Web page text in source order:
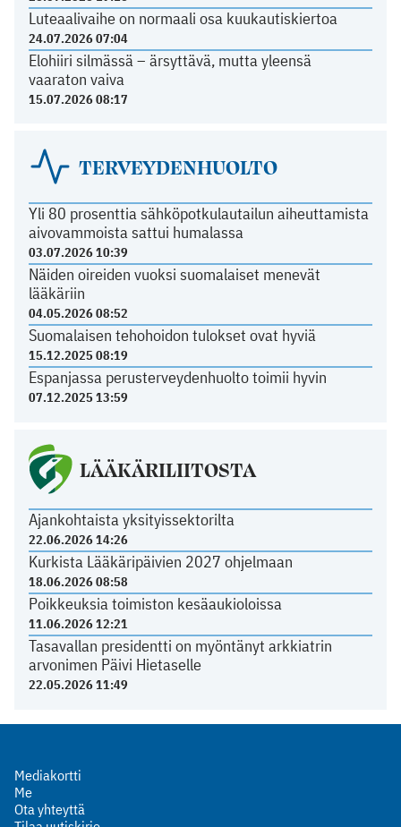
Luteaalivaihe on normaali osa kuukautiskiertoa
24.07.2026 07:04
Elohiiri silmässä – ärsyttävä, mutta yleensä
vaaraton vaiva
15.07.2026 08:17
TERVEYDENHUOLTO
Yli 80 prosenttia sähköpotkulautailun aiheuttamista
aivovammoista sattui humalassa
03.07.2026 10:39
Näiden oireiden vuoksi suomalaiset menevät
lääkäriin
04.05.2026 08:52
Suomalaisen tehohoidon tulokset ovat hyviä
15.12.2025 08:19
Espanjassa perusterveydenhuolto toimii hyvin
07.12.2025 13:59
LÄÄKÄRILIITOSTA
Ajankohtaista yksityissektorilta
22.06.2026 14:26
Kurkista Lääkäripäivien 2027 ohjelmaan
18.06.2026 08:58
Poikkeuksia toimiston kesäaukioloissa
11.06.2026 12:21
Tasavallan presidentti on myöntänyt arkkiatrin
arvonimen Päivi Hietaselle
22.05.2026 11:49
Mediakortti
Me
Ota yhteyttä